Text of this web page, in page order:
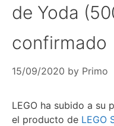
de Yoda
confirmado
15/09/2020 by Primo
LEGO ha subido a su
el producto de LEGO